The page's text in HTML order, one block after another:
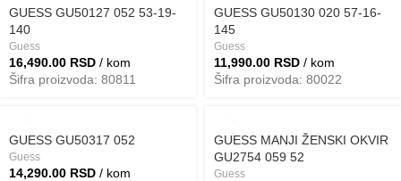
GUESS GU50127 052 53-19-
140
Guess
16,490.00 RSD / kom
Šifra proizvoda: 80811
GUESS GU50130 020 57-16-
145
Guess
11,990.00 RSD / kom
Šifra proizvoda: 80022
GUESS GU50317 052
Guess
14,290.00 RSD / kom
GUESS MANJI ŽENSKI OKVIR
GU2754 059 52
Guess